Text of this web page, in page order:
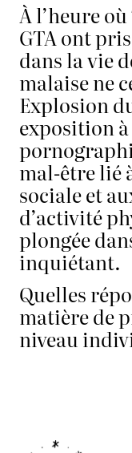
À l’heure
GTA ont
dans la vie
malaise ne
Explosion
exposition
mal-être lié
sociale et
d’activité
plongée
inquiétant.
Quelles
matière de
niveau